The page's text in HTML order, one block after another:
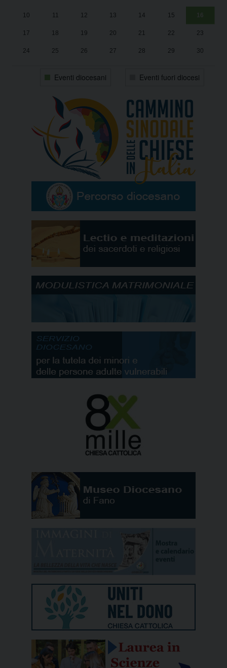
10 11 12 13 14 15 16
17 18 19 20 21 22 23
24 25 26 27 28 29 30
Eventi diocesani Eventi fuori diocesi